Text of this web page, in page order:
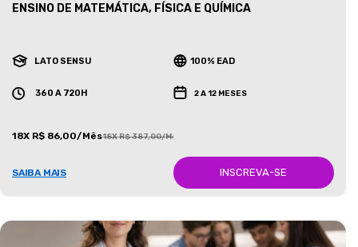
ENSINO DE MATEMÁTICA, FÍSICA E QUÍMICA
LATO SENSU 100% EAD
360 A 720H 2 A 12 MESES
18X R$ 86,00/Mês18X R$ 387,00/Mês
SAIBA MAIS INSCREVA-SE